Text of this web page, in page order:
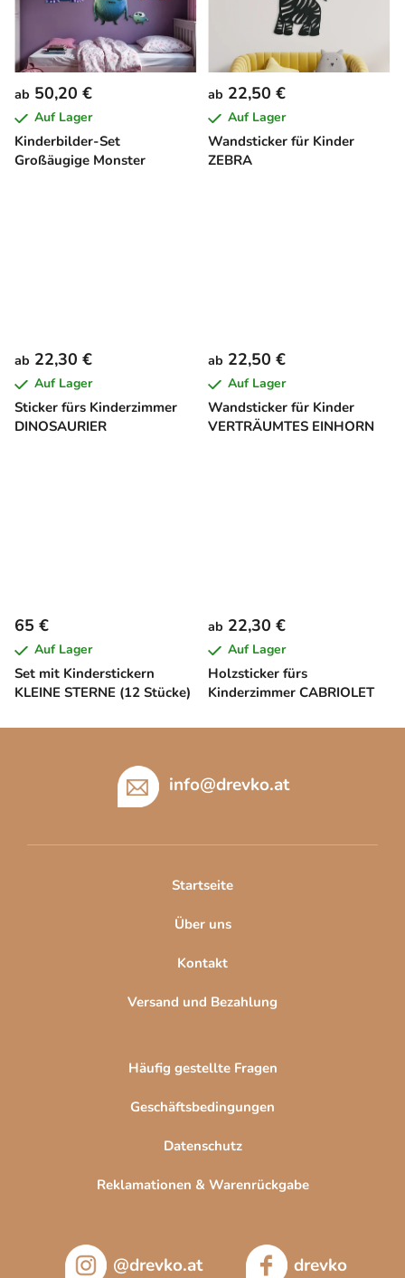
Kinderbilder-Set
Großäugige Monster
ab 50,20 €
Auf Lager
Wandsticker für Kinder
ZEBRA
ab 22,50 €
Auf Lager
Sticker fürs Kinderzimmer
DINOSAURIER
ab 22,30 €
Auf Lager
Wandsticker für Kinder
VERTRÄUMTES EINHORN
ab 22,50 €
Auf Lager
Set mit Kinderstickern
KLEINE STERNE (12 Stücke)
65 €
Auf Lager
Holzsticker fürs
Kinderzimmer CABRIOLET
ab 22,30 €
Auf Lager
info@drevko.at
Startseite
Über uns
Kontakt
Versand und Bezahlung
Häufig gestellte Fragen
Geschäftsbedingungen
Datenschutz
Reklamationen & Warenrückgabe
@drevko.at drevko